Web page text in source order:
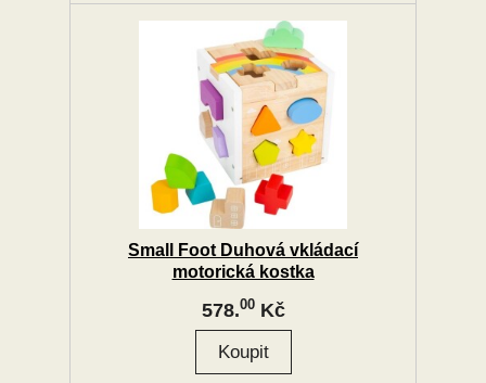
Small Foot Duhová vkládací
motorická kostka
578.00Kč